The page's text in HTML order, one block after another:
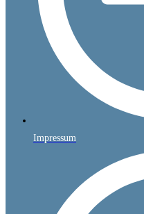
Impressum